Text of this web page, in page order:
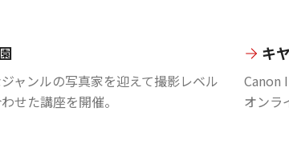
ャンルの写真家を迎えて撮影レベル
せた講座を開催。
キ
Canon
オンラ